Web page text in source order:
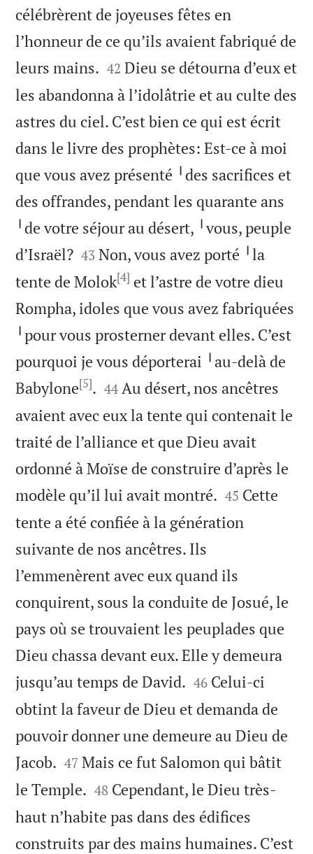
célébrèrent de joyeuses fêtes en
l’honneur de ce qu’ils avaient fabriqué de
leurs mains. 

42 Dieu se détourna d’eux et
les abandonna à l’idolâtrie et au culte des
astres du ciel. C’est bien ce qui est écrit
dans le livre des prophètes: Est-ce à moi
que vous avez présenté ╵des sacrifices et
des offrandes, pendant les quarante ans
╵de votre séjour au désert, ╵vous, peuple
d’Israël?
43 Non, vous avez porté ╵la
tente de Molok[4] et l’astre de votre dieu
Rompha, idoles que vous avez fabriquées
╵pour vous prosterner devant elles. C’est
pourquoi je vous déporterai ╵au-delà de
Babylone[5]. 

44 Au désert, nos ancêtres
avaient avec eux la tente qui contenait le
traité de l’alliance et que Dieu avait
ordonné à Moïse de construire d’après le
modèle qu’il lui avait montré. 

45 Cette
tente a été confiée à la génération
suivante de nos ancêtres. Ils
l’emmenèrent avec eux quand ils
conquirent, sous la conduite de Josué, le
pays où se trouvaient les peuplades que
Dieu chassa devant eux. Elle y demeura
jusqu’au temps de David. 

46 Celui-ci
obtint la faveur de Dieu et demanda de
pouvoir donner une demeure au Dieu de
Jacob. 

47 Mais ce fut Salomon qui bâtit
le Temple. 

48 Cependant, le Dieu très-
haut n’habite pas dans des édifices
construits par des mains humaines. C’est